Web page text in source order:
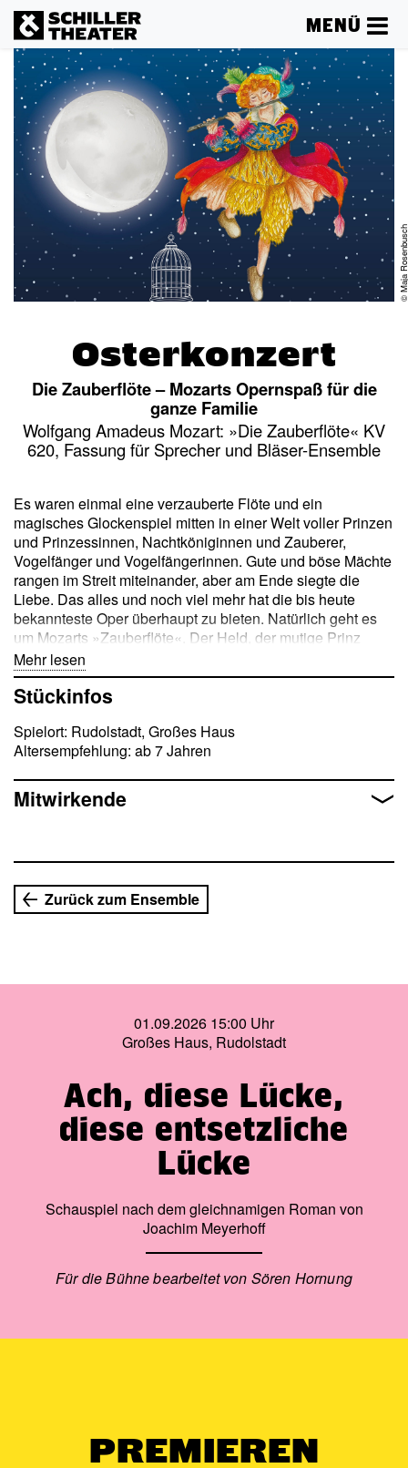
MENÜ
© Maja
Osterkonzert
Die Zauberflöte – Mozarts Opernspaß für die
ganze Familie
Wolfgang Amadeus Mozart: »Die Zauberflöte« KV
620, Fassung für Sprecher und Bläser-Ensemble
Es waren einmal eine verzauberte Flöte und ein
magisches Glockenspiel mitten in einer Welt voller Prinzen
und Prinzessinnen, Nachtköniginnen und Zauberer,
Vogelfänger und Vogelfängerinnen. Gute und böse Mächte
rangen im Streit miteinander, aber am Ende siegte die
Liebe. Das alles und noch viel mehr hat die bis heute
bekannteste Oper überhaupt zu bieten. Natürlich geht es
um Mozarts »Zauberflöte«. Der Held, der mutige Prinz
Tamino, soll im Auftrag der Königin der Nacht deren
Tochter Pamina befreien, die im Schloss des Zauberers
Sarastro gefangen gehalten wird. Zusammen mit dem
verlegen ist, macht sich Tamino auf den Weg. Mit
magischen Hilfsmitteln lavieren sie sich durch alle
wahre Liebe. Zu Ostern wird diese – zugegeben etwas
knifflige – Geschichte unserem Publikum in einem neuen
auch nach vielen
Jahrhunderten nichts von ihrer einnehmenden Fülle an
wunderbarster Musik verloren hat. Ein Klangerlebnis und
Mehr lesen
Stückinfos
Spielort: Rudolstadt, Großes Haus
Altersempfehlung: ab 7 Jahren
Mitwirkende
Zurück zum Ensemble
01.09.2026 15:00 Uhr
Großes Haus, Rudolstadt
Ach, diese Lücke,
diese entsetzliche
Lücke
Schauspiel nach dem gleichnamigen Roman von
Joachim Meyerhoff
Für die Bühne bearbeitet von Sören Hornung
PREMIEREN